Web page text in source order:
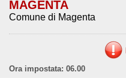
MAGENTA
Comune di Magenta
Ora impostata: 06.00